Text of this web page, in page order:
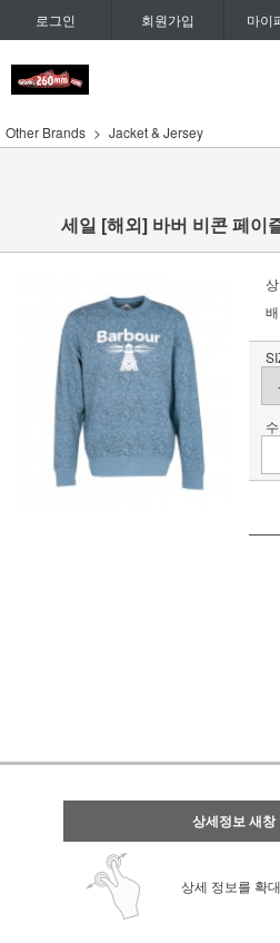
로그인 회원가입 마이
Other Brands Jacket & Jersey
세일 [해외] 바버 비콘 페이
상세정보 새창
상세 정보를 확